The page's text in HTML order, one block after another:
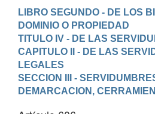
LIBRO SEGUNDO - DE LOS
DOMINIO O PROPIEDAD
TITULO IV - DE LAS
CAPITULO II - DE LAS
LEGALES
SECCION III -
DEMARCACION,